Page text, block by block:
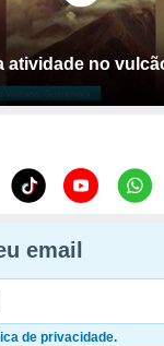
atividade no
email
de privacidade.